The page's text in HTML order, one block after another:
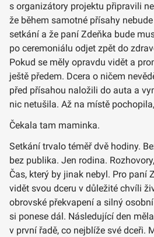
s organizátory projektu připravili
že během samotné přísahy
setkání a že paní Zdeňka bude
po ceremoniálu odjet zpět do
Pokud se měly opravdu vidět a
ještě předem. Dcera o ničem
před přísahou naložili do auta a
nic netušila. Až na místě
Čekala tam maminka.
Setkání trvalo téměř dvě hodiny.
bez publika. Jen rodina.
Čas, který by jinak nebyl. Pro paní
vidět svou dceru v důležité chvíli
obrovské překvapení a silný
si ponese dál. Následující den
v první řadě, co nejblíže své dceři.